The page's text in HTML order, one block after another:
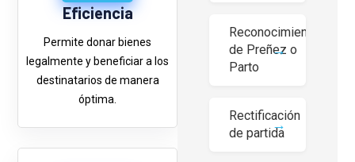
Eficiencia
Permite donar bienes
legalmente y beneficiar a los
destinatarios de manera
óptima.
Reconocimiento
de Preñez o
Parto
Rectificación
de partida